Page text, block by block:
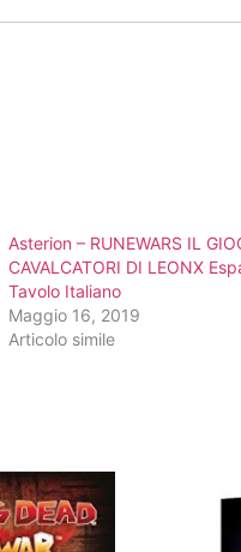
Asterion – RUNEWARS IL
CAVALCATORI DI LEONX
Tavolo Italiano
Maggio 16, 2019
Articolo simile